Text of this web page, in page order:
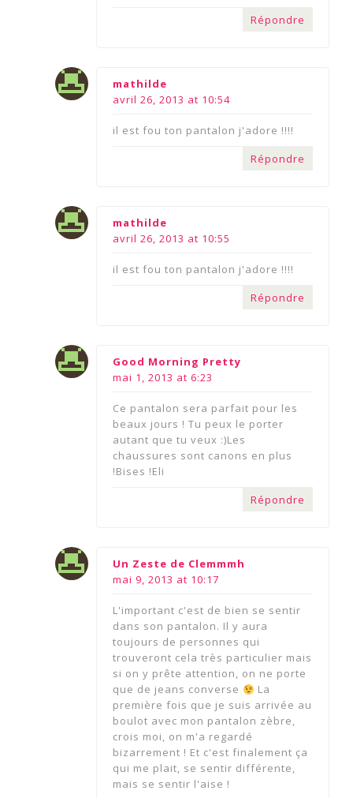
Répondre
mathilde
avril 26, 2013 at 10:54
il est fou ton pantalon j'adore !!!!
Répondre
mathilde
avril 26, 2013 at 10:55
il est fou ton pantalon j'adore !!!!
Répondre
Good Morning Pretty
mai 1, 2013 at 6:23
Ce pantalon sera parfait pour les
beaux jours ! Tu peux le porter
autant que tu veux :)Les
chaussures sont canons en plus
!Bises !Eli
Répondre
Un Zeste de Clemmmh
mai 9, 2013 at 10:17
L'important c'est de bien se sentir
dans son pantalon. Il y aura
toujours de personnes qui
trouveront cela très particulier mais
si on y prête attention, on ne porte
que de jeans converse
La
première fois que je suis arrivée au
boulot avec mon pantalon zèbre,
crois moi, on m'a regardé
bizarrement ! Et c'est finalement ça
qui me plait, se sentir différente,
mais se sentir l'aise !